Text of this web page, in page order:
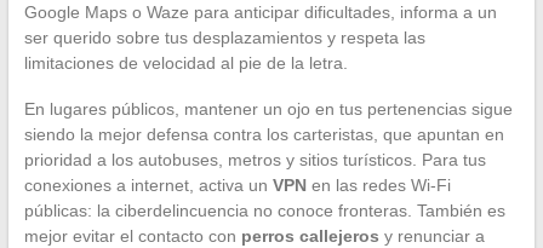
Google Maps o Waze para anticipar dificultades, informa a un
ser querido sobre tus desplazamientos y respeta las
limitaciones de velocidad al pie de la letra.
En lugares públicos, mantener un ojo en tus pertenencias sigue
siendo la mejor defensa contra los carteristas, que apuntan en
prioridad a los autobuses, metros y sitios turísticos. Para tus
conexiones a internet, activa un VPNen las redes Wi-Fi
públicas: la ciberdelincuencia no conoce fronteras. También es
mejor evitar el contacto con perros callejeros y renunciar a